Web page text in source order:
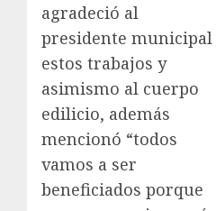
agradeció al
presidente municipal
estos trabajos y
asimismo al cuerpo
edilicio, además
mencionó “todos
vamos a ser
beneficiados porque